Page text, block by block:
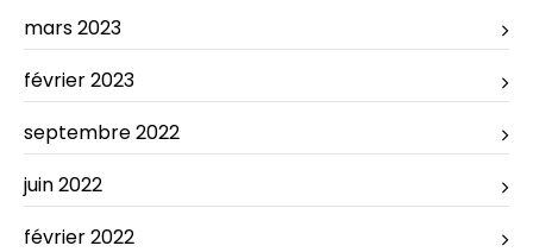
mars 2023
février 2023
septembre 2022
juin 2022
février 2022